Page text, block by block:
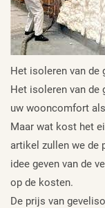
Het isoleren van de
Het isoleren van de
uw wooncomfort
Maar wat kost het
artikel zullen we de
idee geven van de
op de kosten.
De prijs van